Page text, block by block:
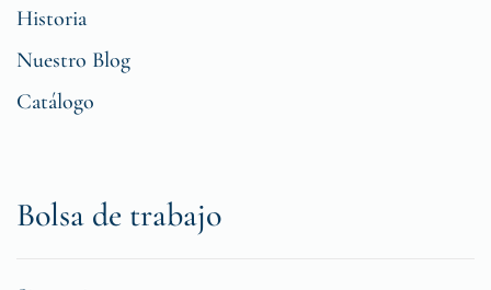
Historia
Nuestro Blog
Catálogo
Bolsa de trabajo